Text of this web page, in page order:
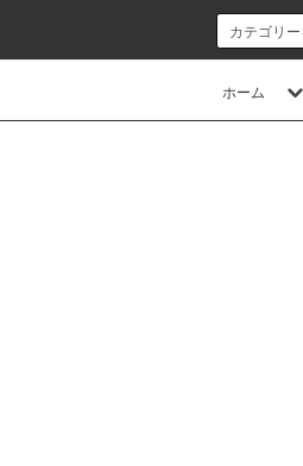
ホーム